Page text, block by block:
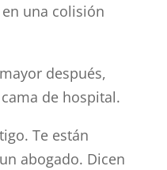
una colisión
después,
de hospital.
Te están
abogado. Dicen